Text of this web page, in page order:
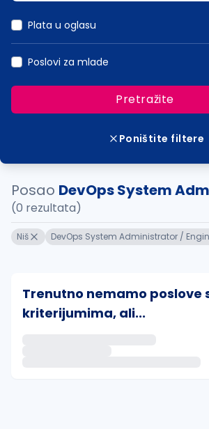
Plata u oglasu
Poslovi za mlade
Pretražite
Poništite filtere
Posao DevOps System
(0 rezultata)
Niš DevOps System Administrator /
Trenutno nemamo poslove
kriterijumima, ali...